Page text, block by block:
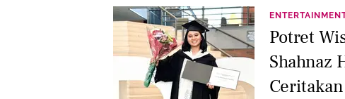
Potret
Shahnaz